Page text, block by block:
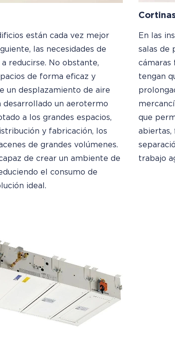
están cada vez mejor
las necesidades de
reducirse. No obstante,
de forma eficaz y
un desplazamiento de aire
desarrollado un aerotermo
a los grandes espacios,
y fabricación, los
de grandes volúmenes.
de crear un ambiente de
el consumo de
ideal.
En las
salas de
cámaras
tengan
que
abiertas,
trabajo